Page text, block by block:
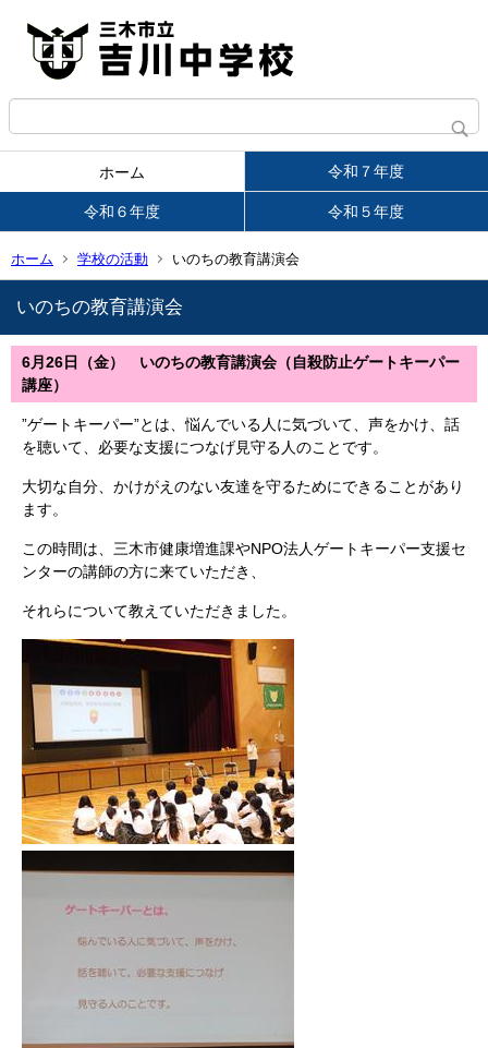
ホーム 令和７年度
令和６年度 令和５年度
ホーム 学校の活動 いのちの教育講演会
いのちの教育講演会
6月26日（金） いのちの教育講演会（自殺防止ゲートキーパー
講座）
”ゲートキーパー”とは、悩んでいる人に気づいて、声をかけ、話
を聴いて、必要な支援につなげ見守る人のことです。
大切な自分、かけがえのない友達を守るためにできることがあり
ます。
この時間は、三木市健康増進課やNPO法人ゲートキーパー支援セ
ンターの講師の方に来ていただき、
それらについて教えていただきました。